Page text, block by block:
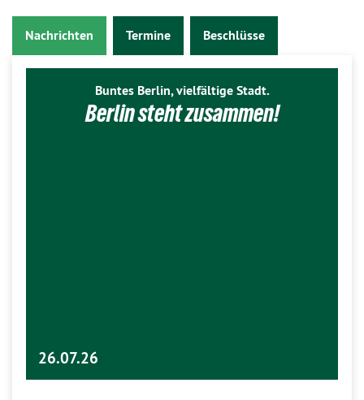
Nachrichten Termine Beschlüsse
Buntes Berlin, vielfältige Stadt.
Berlin steht zusammen!
26.07.26